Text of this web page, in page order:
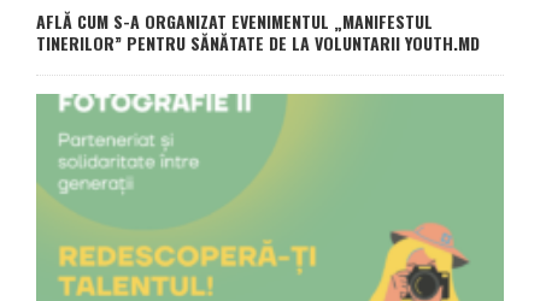
AFLĂ CUM S-A ORGANIZAT EVENIMENTUL „MANIFESTUL
TINERILOR” PENTRU SĂNĂTATE DE LA VOLUNTARII YOUTH.MD